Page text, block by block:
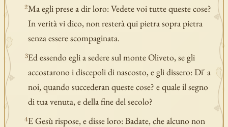
2Ma egli prese a dir loro: Vedete voi tutte queste cose?
In verità vi dico, non resterà qui pietra sopra pietra
senza essere scompaginata.
3Ed essendo egli a sedere sul monte Oliveto, se gli
accostarono i discepoli di nascosto, e gli dissero: Di' a
noi, quando succederan queste cose? e quale il segno
di tua venuta, e della fine del secolo?
4E Gesù rispose, e disse loro: Badate, che alcuno non